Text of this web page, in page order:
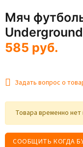
Мяч
585 руб.
Задать вопрос о
Товара временно нет
СООБЩИТЬ КОГДА